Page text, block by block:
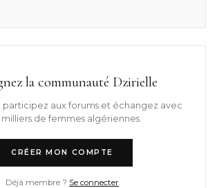
la communauté Dzirielle
participez aux forums et échangez avec
milliers de femmes algériennes.
CRÉER MON COMPTE
Déjà membre ? Se connecter